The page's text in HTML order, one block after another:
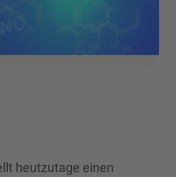
heutzutage einen